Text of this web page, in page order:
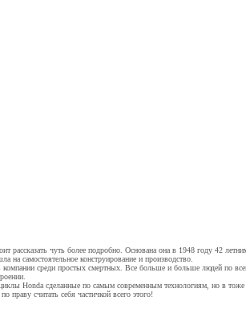
рассказать чуть более подробно. Основана она в 1948 году 42
самостоятельное конструирование и производство.
среди простых смертных. Все больше и больше людей по
Honda сделанные по самым современным технологиям, но в
считать себя частичкой всего этого!